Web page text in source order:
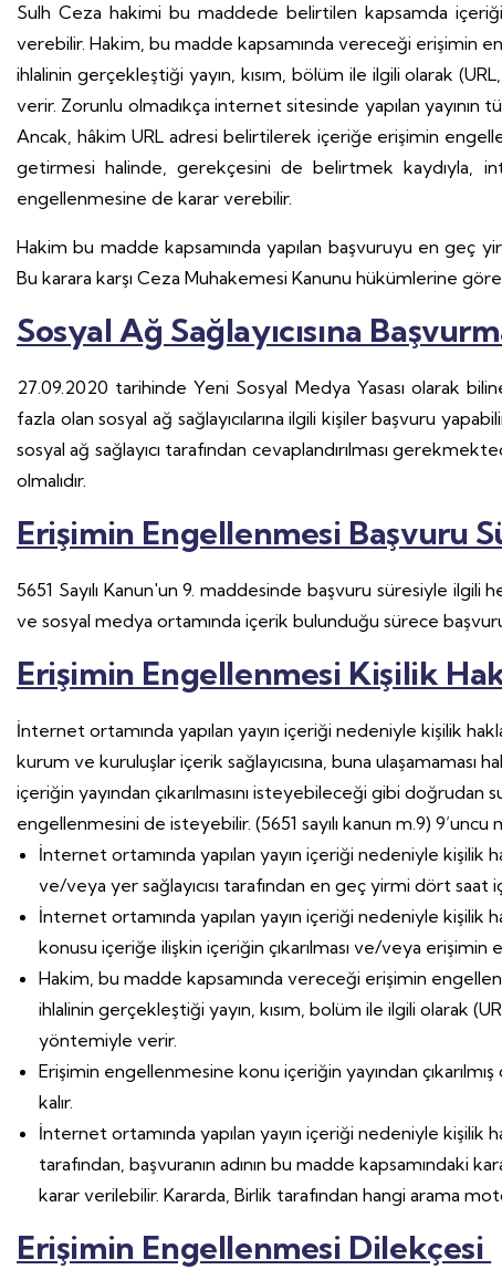
Sulh Ceza hakimi bu maddede belirtilen kapsamda
verebilir. Hakim, bu madde kapsamında vereceği erişimin
ihlalinin gerçekleştiği yayın, kısım, bölüm ile ilgili olarak
verir. Zorunlu olmadıkça internet sitesinde yapılan
Ancak, hâkim URL adresi belirtilerek içeriğe erişimin
getirmesi halinde, gerekçesini de belirtmek kaydıyla,
engellenmesine de karar verebilir.
Hakim bu madde kapsamında yapılan başvuruyu en geç
Bu karara karşı Ceza Muhakemesi Kanunu hükümlerine
Sosyal Ağ Sağlayıcısına
27.09.2020 tarihinde Yeni Sosyal Medya Yasası olarak
fazla olan sosyal ağ sağlayıcılarına ilgili kişiler başvuru
sosyal ağ sağlayıcı tarafından cevaplandırılması
olmalıdır.
Erişimin Engellenmesi Başvuru
5651 Sayılı Kanun'un 9. maddesinde başvuru süresiyle
ve sosyal medya ortamında içerik bulunduğu sürece
Erişimin Engellenmesi Kişilik
İnternet ortamında yapılan yayın içeriği nedeniyle kişilik
kurum ve kuruluşlar içerik sağlayıcısına, buna ulaşamaması
içeriğin yayından çıkarılmasını isteyebileceği gibi
engellenmesini de isteyebilir. (5651 sayılı kanun m.9)
İnternet ortamında yapılan yayın içeriği nedeniyle kişilik
ve/veya yer sağlayıcısı tarafından en geç yirmi dört saat
İnternet ortamında yapılan yayın içeriği nedeniyle kişilik
konusu içeriğe ilişkin içeriğin çıkarılması ve/veya erişimin
Hakim, bu madde kapsamında vereceği erişimin
ihlalinin gerçekleştiği yayın, kısım, bolüm ile ilgili olarak
yöntemiyle verir.
Erişimin engellenmesine konu içeriğin yayından
kalır.
İnternet ortamında yapılan yayın içeriği nedeniyle kişilik
tarafından, başvuranın adının bu madde kapsamındaki
karar verilebilir. Kararda, Birlik tarafından hangi arama
Erişimin Engellenmesi Dilekçesi